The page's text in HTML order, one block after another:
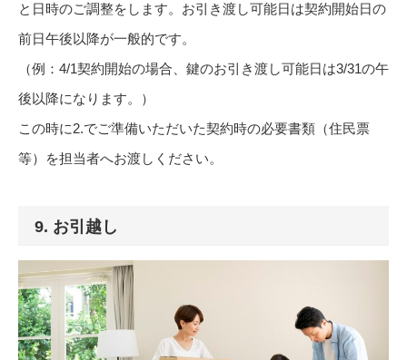
と日時のご調整をします。お引き渡し可能日は契約開始日の
前日午後以降が一般的です。
（例：4/1契約開始の場合、鍵のお引き渡し可能日は3/31の午
後以降になります。）
この時に2.でご準備いただいた契約時の必要書類（住民票
等）を担当者へお渡しください。
9. お引越し